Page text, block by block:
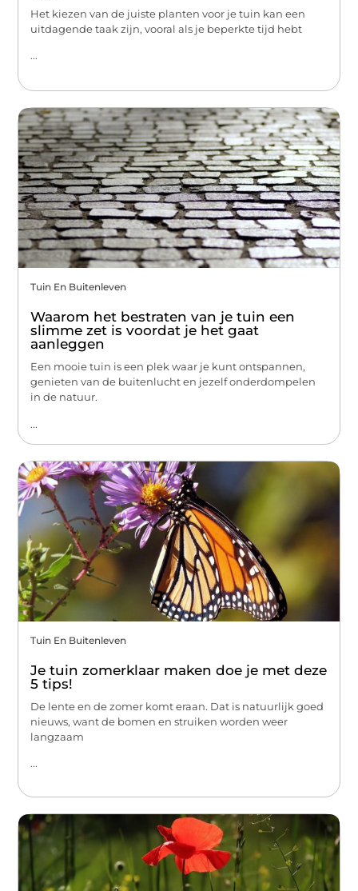
Het kiezen van de juiste planten voor je tuin kan een
uitdagende taak zijn, vooral als je beperkte tijd hebt
...
Tuin En Buitenleven
Waarom het bestraten van je tuin een
slimme zet is voordat je het gaat
aanleggen
Een mooie tuin is een plek waar je kunt ontspannen,
genieten van de buitenlucht en jezelf onderdompelen
in de natuur.
...
Tuin En Buitenleven
Je tuin zomerklaar maken doe je met deze
5 tips!
De lente en de zomer komt eraan. Dat is natuurlijk goed
nieuws, want de bomen en struiken worden weer
langzaam
...